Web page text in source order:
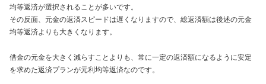
均等返済が選択されることが多いです。
その反面、元金の返済スピードは遅くなりますので、総返済額は後述の元金
均等返済よりも大きくなります。
借金の元金を大きく減らすことよりも、常に一定の返済額になるように安定
を求めた返済プランが元利均等返済なのです。